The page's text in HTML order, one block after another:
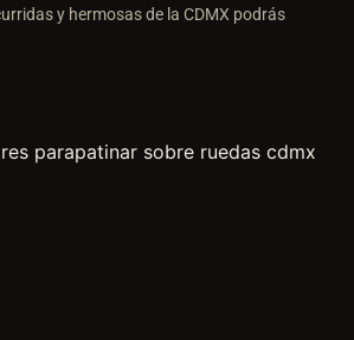
y hermosas de la CDMX podrás